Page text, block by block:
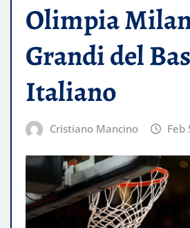
Olimpia
Grandi del
Italiano
Cristiano Mancino Feb